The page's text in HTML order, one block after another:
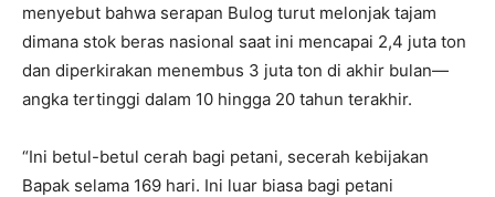
menyebut bahwa serapan Bulog turut melonjak tajam
dimana stok beras nasional saat ini mencapai 2,4 juta ton
dan diperkirakan menembus 3 juta ton di akhir bulan—
angka tertinggi dalam 10 hingga 20 tahun terakhir.
“Ini betul-betul cerah bagi petani, secerah kebijakan
Bapak selama 169 hari. Ini luar biasa bagi petani